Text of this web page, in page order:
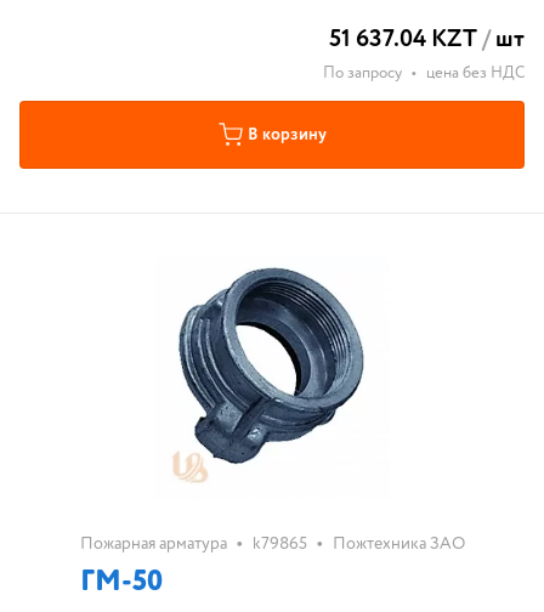
51 637.04 KZT/шт
По запросу • цена без НДС
В корзину
Пожарная арматура • k79865 • Пожтехника ЗАО
ГМ-50